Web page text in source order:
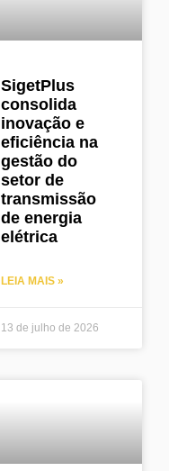
SigetPlus
consolida
inovação e
eficiência na
gestão do
setor de
transmissão
de energia
elétrica
LEIA MAIS »
13 de julho de 2026